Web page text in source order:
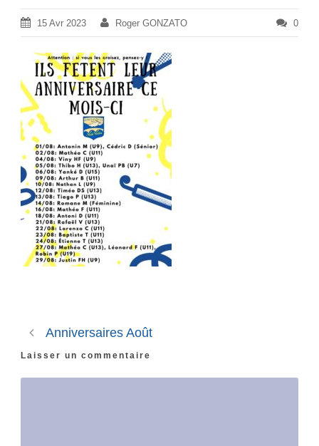
15 Avr 2023 Roger GONZATO 0
Anniversaires Août
Laisser un commentaire